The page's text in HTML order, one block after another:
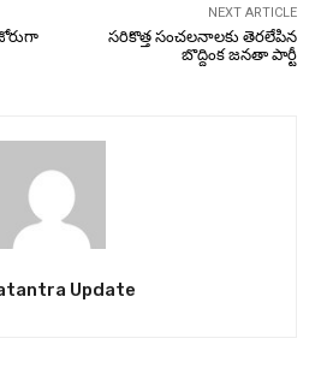
NEXT ARTICLE
సరికొత్త సంచలనాలకు తెరలేపిన
బొద్దింక జనతా పార్టీ
Update